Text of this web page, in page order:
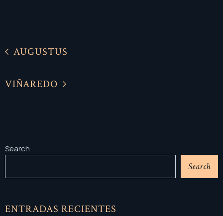
AUGUSTUS
VIÑAREDO
Search
Search
ENTRADAS RECIENTES